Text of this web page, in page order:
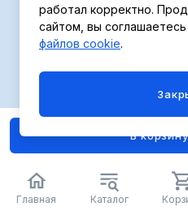
Главная Каталог
В
Политика
работал корректно.
сайтом, вы
файлов cookie.